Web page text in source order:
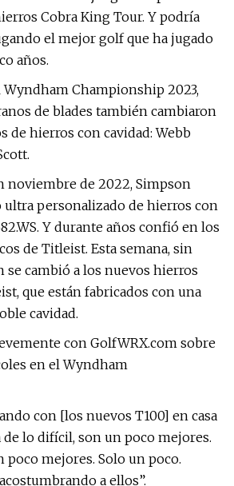
Cobra King Tour. Y podría
el mejor golf que ha jugado
años.
Wyndham Championship 2023,
de blades también cambiaron
de hierros con cavidad: Webb
noviembre de 2022, Simpson
ultra personalizado de hierros con
Y durante años confió en los
de Titleist. Esta semana, sin
se cambió a los nuevos hierros
que están fabricados con una
cavidad.
con GolfWRX.com sobre
en el Wyndham
con [los nuevos T100] en casa
de lo difícil, son un poco mejores.
poco mejores. Solo un poco.
a ellos”.